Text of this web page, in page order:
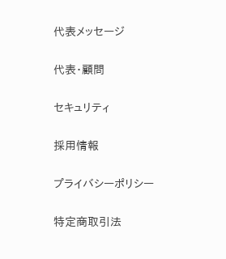
代表メッセージ
代表・顧問
セキュリティ
採用情報
プライバシーポリシー
特定商取引法